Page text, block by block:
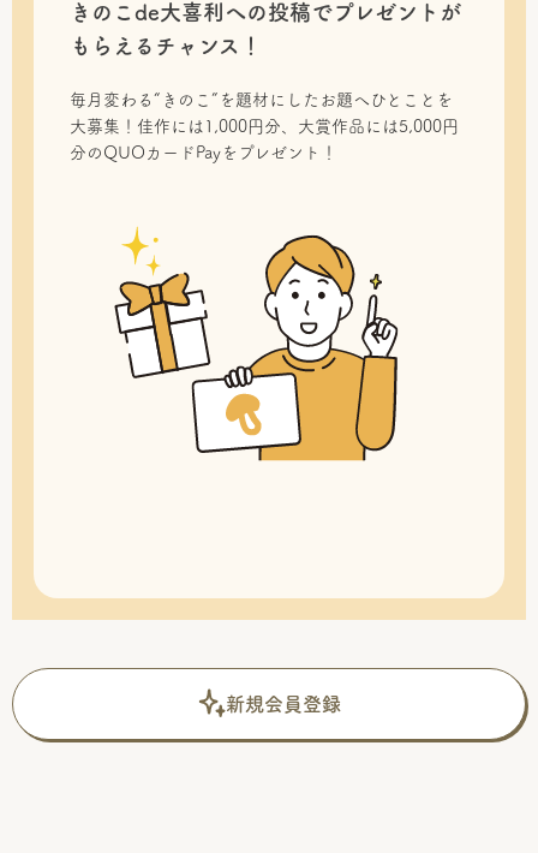
きのこde大喜利への投稿でプレゼントが
もらえるチャンス！
毎月変わる“きのこ”を題材にしたお題へひとことを
大募集！佳作には1,000円分、大賞作品には5,000円
分のQUOカードPayをプレゼント！
新規会員登録